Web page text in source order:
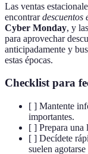
Las ventas
encontrardescuentos
Cyber Monday, y
para aprovechar
anticipadamente y
estas épocas.
Checklist para
[ ] Mantente
importantes.
[ ] Prepara una
[ ] Decídete
suelen